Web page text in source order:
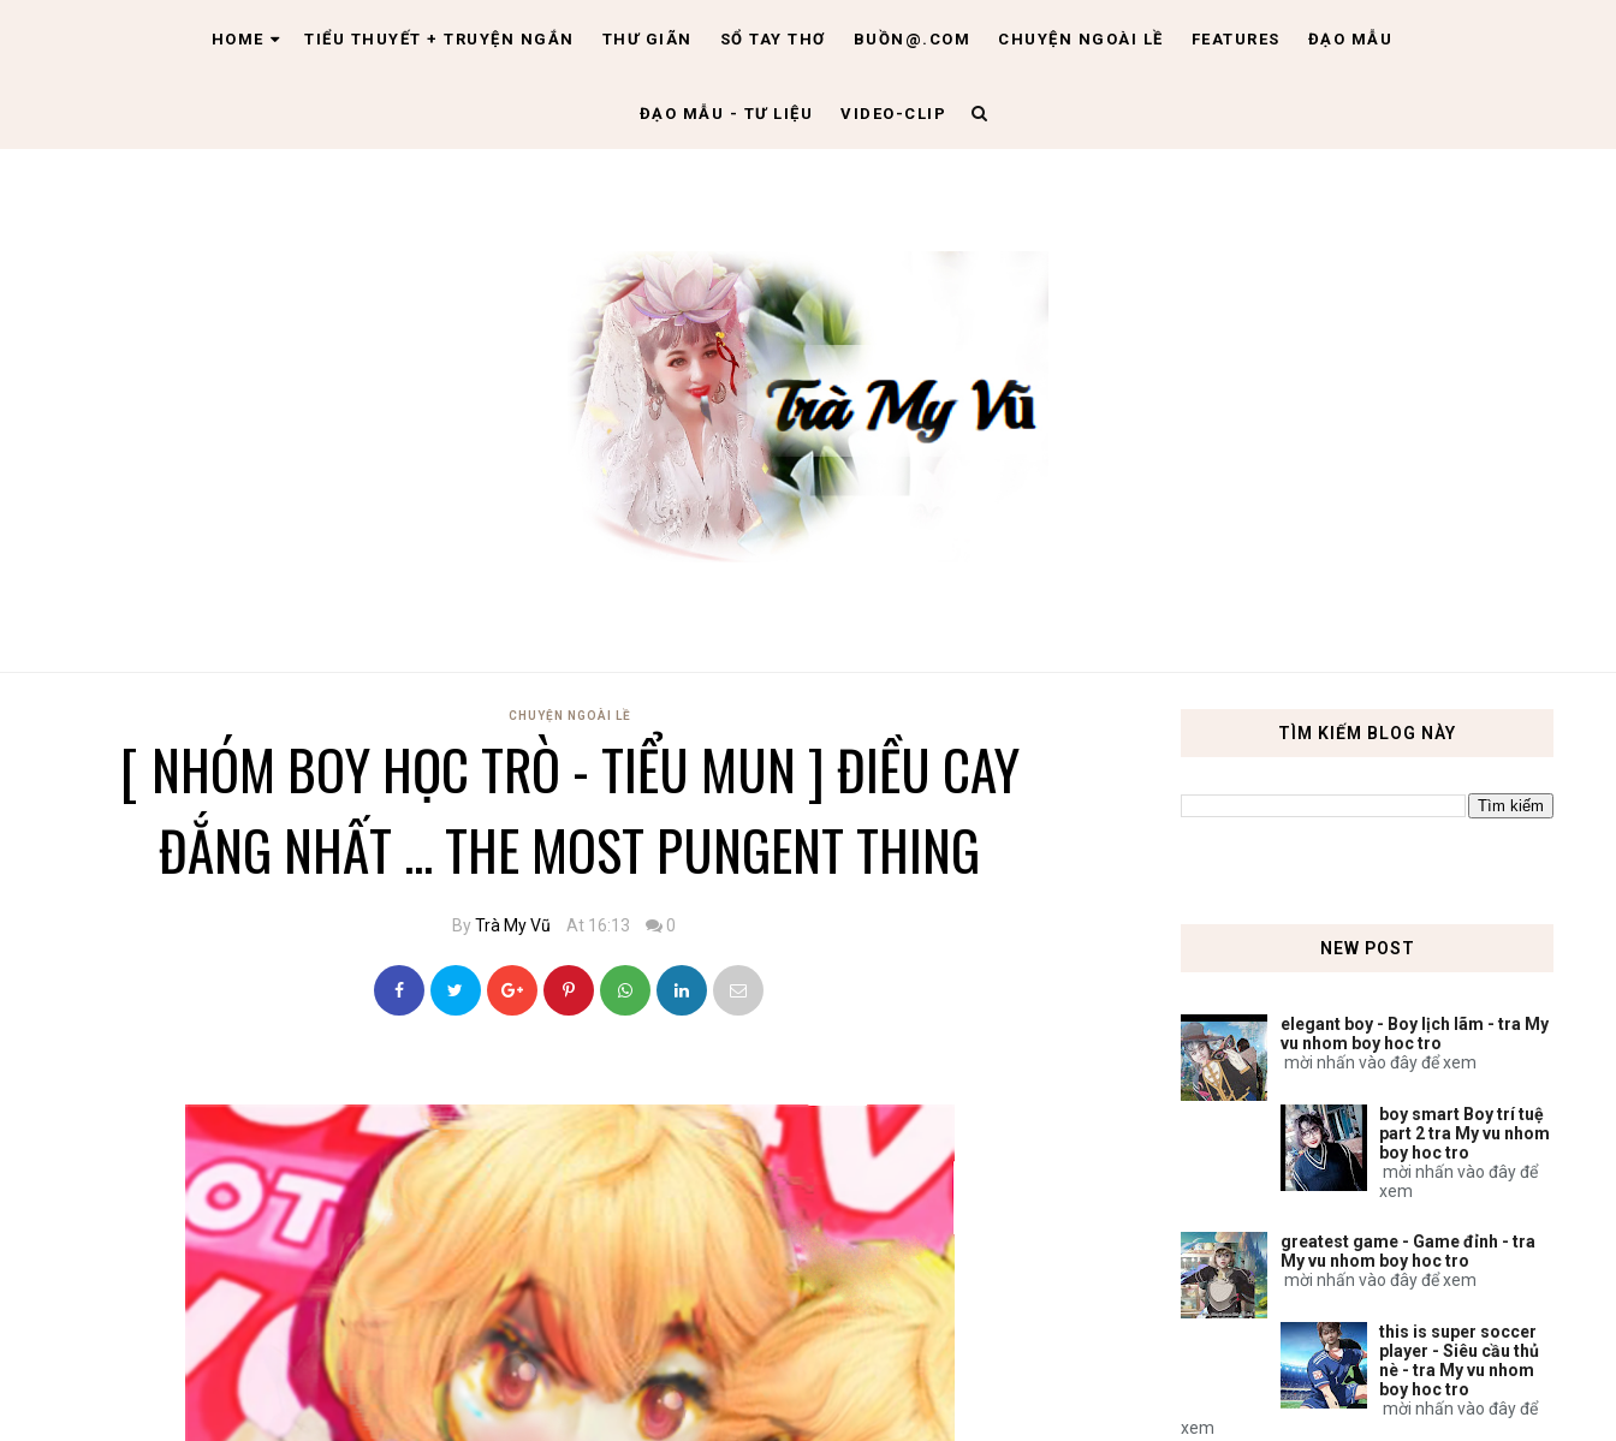
HOME TIỂU THUYẾT + TRUYỆN NGẮN THƯ GIÃN SỔ TAY THƠ BUỒN@.COM CHUYỆN NGOÀI LỀ FEATURES ĐẠO MẪU
ĐẠO MẪU - TƯ LIỆU VIDEO-CLIP
CHUYỆN NGOÀI LỀ
[ NHÓM BOY HỌC TRÒ - TIỂU MUN ] ĐIỀU CAY
ĐẮNG NHẤT ... THE MOST PUNGENT THING
ByTrà My Vũ At 16:13 0
TÌM KIẾM BLOG NÀY
NEW POST
elegant boy - Boy lịch lãm - tra My
vu nhom boy hoc tro
mời nhấn vào đây để xem
boy smart Boy trí tuệ
part 2 tra My vu nhom
boy hoc tro
mời nhấn vào đây để
xem
greatest game - Game đỉnh - tra
My vu nhom boy hoc tro
mời nhấn vào đây để xem
this is super soccer
player - Siêu cầu thủ
nè - tra My vu nhom
boy hoc tro
mời nhấn vào đây để
xem